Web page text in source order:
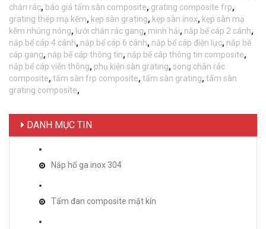
chắn rác, báo giá tấm sàn composite, grating composite frp,
grating thép mạ kẽm, kẹp sàn grating, kẹp sàn inox, kẹp sàn mạ
kẽm nhúng nóng, lưới chắn rác gang, minh hải, nắp bể cáp 2 cánh,
nắp bể cáp 4 cánh, nắp bể cáp 6 cánh, nắp bể cáp điện lực, nắp bể
cáp gang, nắp bể cáp thông tin, nắp bể cáp thông tin composite,
nắp bể cáp viễn thông, phụ kiện sàn grating, song chắn rác
composite, tấm sàn frp composite, tấm sàn grating, tấm sàn
grating composite,
DANH MỤC TIN
Nắp hố ga inox 304
Tấm đan composite mặt kín